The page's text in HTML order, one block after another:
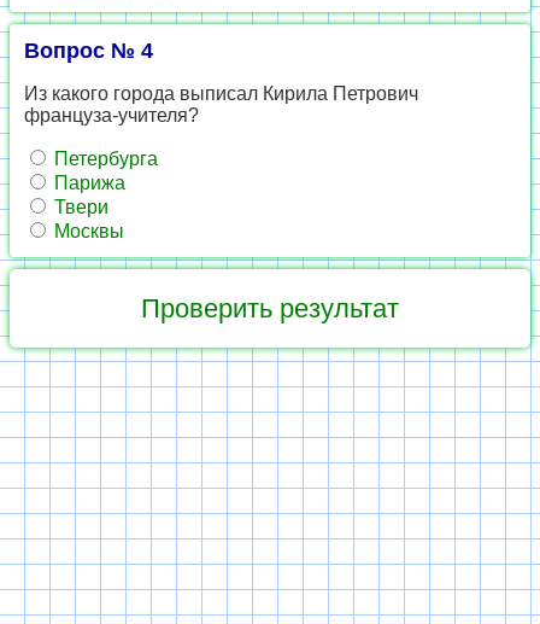
Вопрос № 4
Из какого города выписал Кирила Петрович
француза-учителя?
Петербурга
Парижа
Твери
Москвы